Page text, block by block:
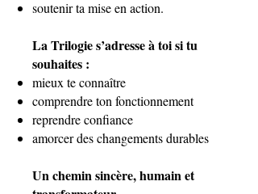
soutenir ta mise en action.
La Trilogie s’adresse à toi si tu
souhaites :
mieux te connaître
comprendre ton fonctionnement
reprendre confiance
amorcer des changements durables
Un chemin sincère, humain et